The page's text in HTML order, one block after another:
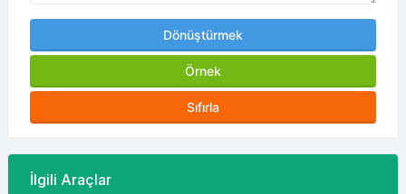
Dönüştürmek
Örnek
Sıfırla
İlgili Araçlar